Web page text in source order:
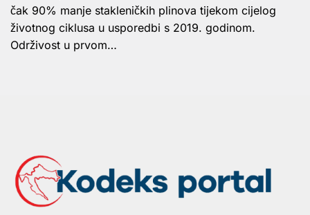
čak 90% manje stakleničkih plinova tijekom cijelog
životnog ciklusa u usporedbi s 2019. godinom.
Održivost u prvom…